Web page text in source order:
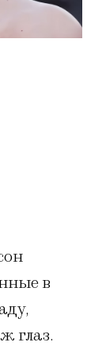
в
глаз.